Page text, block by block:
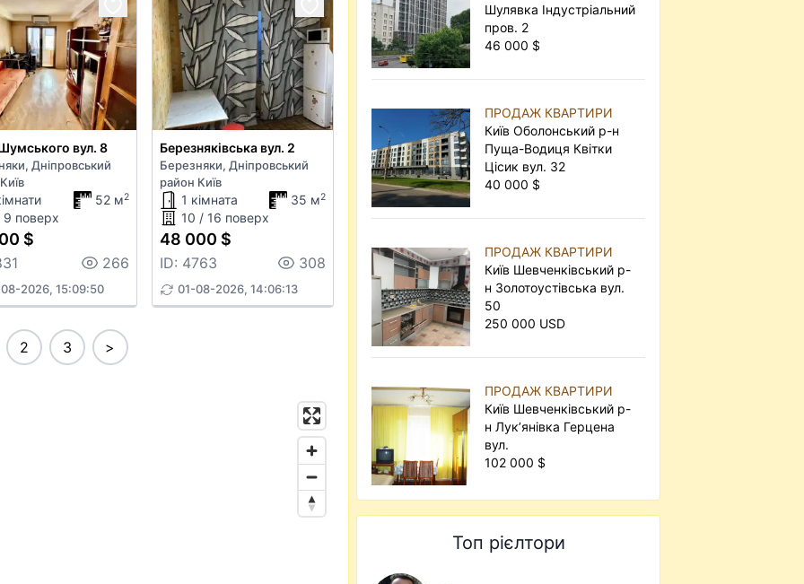
вул. 8
Дніпровський
52 м2
9 поверх
$
266
2026, 15:09:50
Березняківська вул. 2
Березняки, Дніпровський
район Київ
1 кімната 35 м2
10 / 16 поверх
48 000 $
ID: 4763 308
01-08-2026, 14:06:13
2 3 >
Шулявка Індустріальний
пров. 2
46 000 $
ПРОДАЖ КВАРТИРИ
Київ Оболонський р-н
Пуща-Водиця Квітки
Цісик вул. 32
40 000 $
ПРОДАЖ КВАРТИРИ
Київ Шевченківський р-
н Золотоустівська вул.
50
250 000 USD
ПРОДАЖ КВАРТИРИ
Київ Шевченківський р-
н Лук’янівка Герцена
вул.
102 000 $
Топ рієлтори